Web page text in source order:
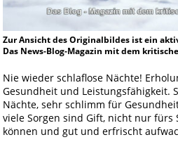
Zur Ansicht des Originalbildes ist ein
Das News-Blog-Magazin mit dem
Nie wieder schlaflose Nächte!
Gesundheit und Leistungsfähigkeit.
Nächte, sehr schlimm für
viele Sorgen sind Gift, nicht nur fürs
können und gut und erfrischt